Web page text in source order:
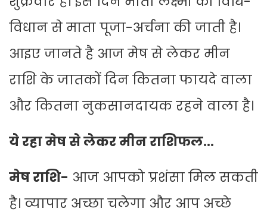
विधान से माता पूजा-अर्चना की जाती है।
आइए जानते है आज मेष से लेकर मीन
राशि के जातकों दिन कितना फायदे वाला
और कितना नुकसानदायक रहने वाला है।
ये रहा मेष से लेकर मीन राशिफल…
मेष राशि- आज आपको प्रशंसा मिल सकती
है। व्यापार अच्छा चलेगा और आप अच्छे